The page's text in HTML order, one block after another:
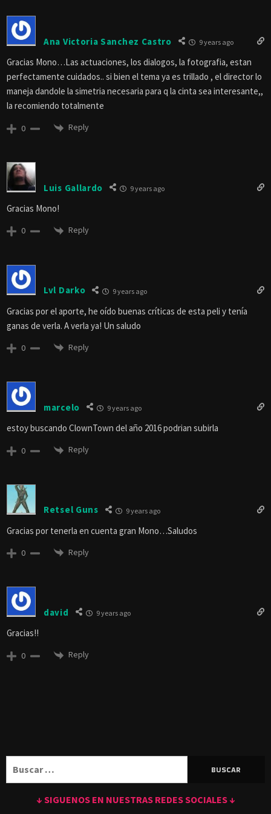
Ana Victoria Sanchez Castro 9 years ago
Gracias Mono…Las actuaciones, los dialogos, la fotografia, estan
perfectamente cuidados.. si bien el tema ya es trillado , el director lo
maneja dandole la simetria necesaria para q la cinta sea interesante,,
la recomiendo totalmente
0 Reply
Luis Gallardo 9 years ago
Gracias Mono!
0 Reply
Lvl Darko 9 years ago
Gracias por el aporte, he oído buenas críticas de esta peli y tenía
ganas de verla. A verla ya! Un saludo
0 Reply
marcelo 9 years ago
estoy buscando ClownTown del año 2016 podrian subirla
0 Reply
Retsel Guns 9 years ago
Gracias por tenerla en cuenta gran Mono…Saludos
0 Reply
david 9 years ago
Gracias!!
0 Reply
↓ SIGUENOS EN NUESTRAS REDES SOCIALES ↓